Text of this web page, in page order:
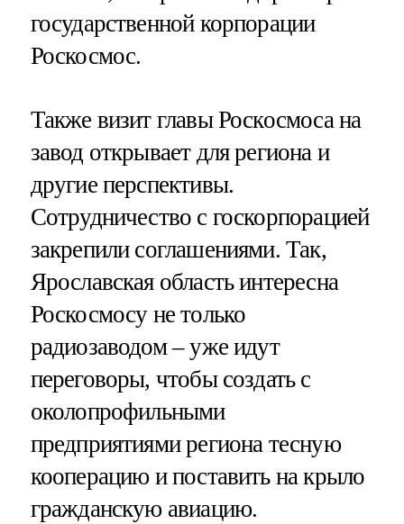
государственной корпорации
Роскосмос.
Также визит главы Роскосмоса на
завод открывает для региона и
другие перспективы.
Сотрудничество с госкорпорацией
закрепили соглашениями. Так,
Ярославская область интересна
Роскосмосу не только
радиозаводом – уже идут
переговоры, чтобы создать с
околопрофильными
предприятиями региона тесную
кооперацию и поставить на крыло
гражданскую авиацию.